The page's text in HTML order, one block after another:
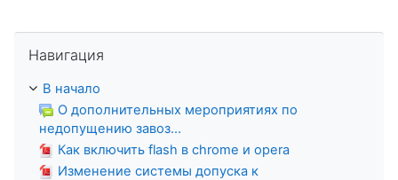
Навигация
В начало
О дополнительных мероприятиях по
недопущению завоз...
Как включить flash в chrome и opera
Изменение системы допуска к